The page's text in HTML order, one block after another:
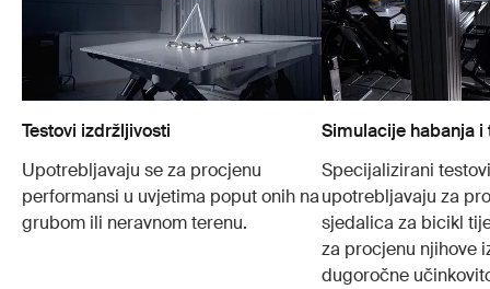
Testovi izdržljivosti
Upotrebljavaju se za procjenu
performansi u uvjetima poput onih na
grubom ili neravnom terenu.
Simulacije habanja i
Specijalizirani
upotrebljavaju za
sjedalica za bicikl
za procjenu njihove
dugoročne